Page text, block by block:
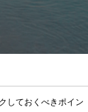
しておくべきポイン